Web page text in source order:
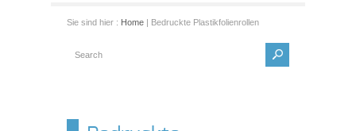
Sie sind hier : Home | Bedruckte Plastikfolienrollen